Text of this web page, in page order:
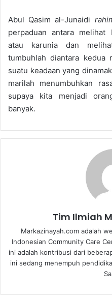
Abul Qasim al-Junaidi r
perpaduan antara melihat
atau
karunia dan
tumbuhlah diantara kedua
suatu keadaan yang
marilah
menumbuhkan
supaya
kita menjadi
banyak.
Tim Ilmiah
Markazinayah.com adalah
Indonesian Community Care
ini adalah kontribusi dari
ini sedang menempuh